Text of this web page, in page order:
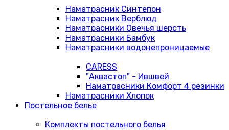
Наматрасник Синтепон
Наматрасник Верблюд
Наматрасники Овечья шерсть
Наматрасники Бамбук
Наматрасники водонепроницаемые
CARESS
"Аквастоп" - Ившвей
Наматрасники Комфорт 4 резинки
Наматрасники Хлопок
Постельное белье
Комплекты постельного белья